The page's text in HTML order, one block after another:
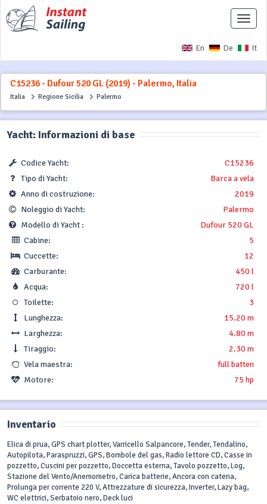
En De It
C15236 - Dufour 520 GL (2019) - Palermo, Italia
Italia Regione Sicilia Palermo
Yacht: Informazioni di base
Codice Yacht:
C15236
Tipo di Yacht:
Barca a vela
Anno di costruzione:
2019
Noleggio di Yacht:
Palermo
Modello di Yacht :
Dufour 520 GL
Cabine:
5
Cuccette:
12
Carburante:
450 l
Acqua:
720 l
Toilette:
3
Lunghezza:
15.20 m
Larghezza:
4.80 m
Tiraggio:
2.30 m
Vela maestra:
full batten
Motore:
75 hp
Inventario
Elica di prua, GPS chart plotter, Varricello Salpancore, Tender, Tendalino,
Autopilota, Paraspruzzi, GPS, Bombole del gas, Radio lettore CD, Casse in
pozzetto, Cuscini per pozzetto, Doccetta esterna, Tavolo pozzetto, Log,
Stazione del Vento/Anemometro, Carica batterie, Ancora con catena,
Prolunga per corrente 220 V, Attrezzature di sicurezza, Inverter, Lazy bag,
WC elettrici, Serbatoio nero, Deck luci